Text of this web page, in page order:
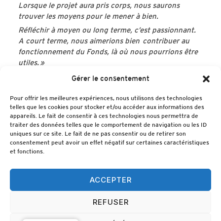
Gérer le consentement
Pour offrir les meilleures expériences, nous utilisons des technologies
telles que les cookies pour stocker et/ou accéder aux informations des
appareils. Le fait de consentir à ces technologies nous permettra de
traiter des données telles que le comportement de navigation ou les ID
uniques sur ce site. Le fait de ne pas consentir ou de retirer son
consentement peut avoir un effet négatif sur certaines caractéristiques
et fonctions.
ACCEPTER
REFUSER
Lorsque le projet aura pris corps, nous saurons
trouver les moyens pour le mener à bien.
Réfléchir à moyen ou long terme, c’est passionnant.
A court terme, nous aimerions bien contribuer au
fonctionnement du Fonds, là où nous pourrions être
utiles. »
Vous souhaitez rejoindre ce groupe de
réflexion et d’aide ?
N'hésitez pas à contacter Alain Querrioux par mail à